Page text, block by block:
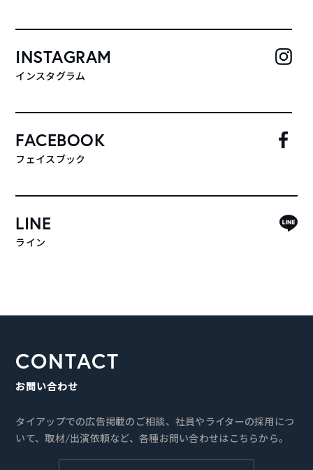
INSTAGRAM
インスタグラム
FACEBOOK
フェイスブック
LINE
ライン
CONTACT
お問い合わせ
タイアップでの広告掲載のご相談、社員やライターの採用につ
いて、取材/出演依頼など、各種お問い合わせはこちらから。